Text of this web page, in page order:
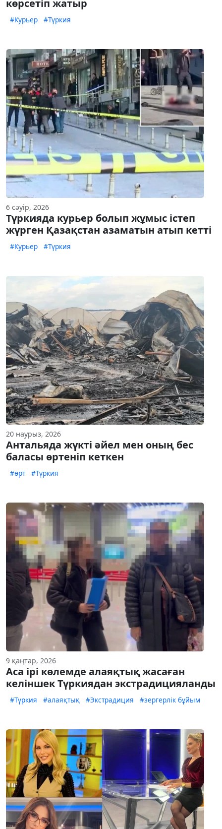
көрсетіп жатыр
#Курьер #Түркия
6 сәуір, 2026
Түркияда курьер болып жұмыс істеп
жүрген Қазақстан азаматын атып кетті
#Курьер #Түркия
20 наурыз, 2026
Антальяда жүкті әйел мен оның бес
баласы өртеніп кеткен
#өрт #Түркия
9 қаңтар, 2026
Аса ірі көлемде алаяқтық жасаған
келіншек Түркиядан экстрадицияланды
#Түркия #алаяқтық #Экстрадиция #зергерлік бұйым